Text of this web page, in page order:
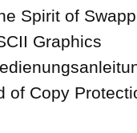
Spirit of
Graphics
of Copy